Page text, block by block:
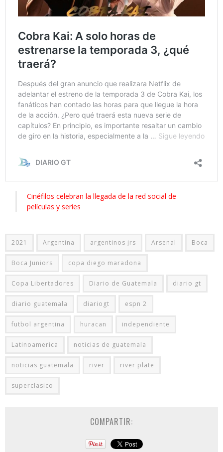
Cinéfilos celebran la llegada de la red social de
películas y series
2021 Argentina argentinos jrs Arsenal Boca
Boca Juniors copa diego maradona
Copa Libertadores Diario de Guatemala diario gt
diario guatemala diariogt espn 2
futbol argentina huracan independiente
Latinoamerica noticias de guatemala
noticias guatemala river river plate
superclasico
COMPARTIR: